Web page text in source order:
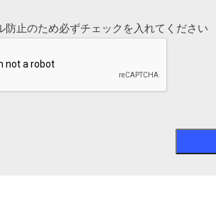
防止のため必ずチェックを入れてください